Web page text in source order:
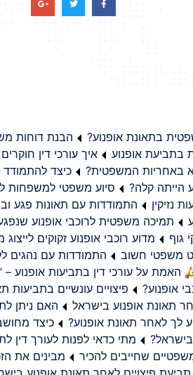
בתאונת אופנוע?
הבנת דוחות
בתביעת אופנוע
איך עורכי דין
באחריות המשפטית?
כיצד
הייתה קלה?
סיוע משפטי למשפחות
נזיקין
התמודדות עם תאונות פגע
תמיכה משפטית לרוכבי אופנוע
גוף
מדוע רוכבי אופנוע זקוקים
משפטי חשוב
התמודדות עם נהגים
האמת על עורכי דין בתביעות אופנוע –
אופנוע?
פיצויים עונשיים בתביעות
תאונת אופנוע בישראל
האם ניתן
לך לאחר תאונת אופנוע?
כיצד
בישראל?
מתי כדאי לפנות לעורך דין
שחייבים להכיר
מבינים את